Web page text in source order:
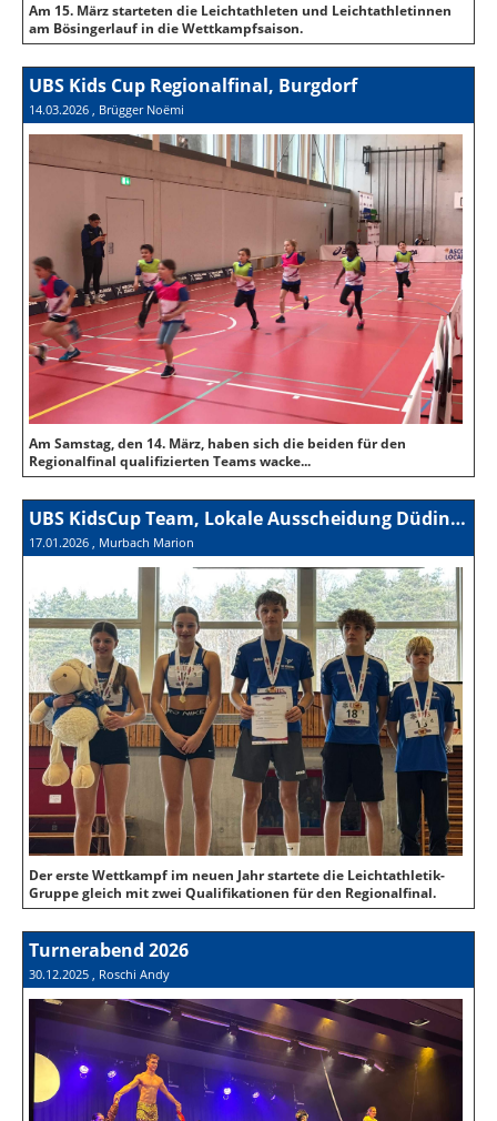
Am 15. März starteten die Leichtathleten und Leichtathletinnen
am Bösingerlauf in die Wettkampfsaison.
UBS Kids Cup Regionalfinal, Burgdorf
14.03.2026 , Brügger Noëmi
Am Samstag, den 14. März, haben sich die beiden für den
Regionalfinal qualifizierten Teams wacke...
UBS KidsCup Team, Lokale Ausscheidung Düdingen
17.01.2026 , Murbach Marion
Der erste Wettkampf im neuen Jahr startete die Leichtathletik-
Gruppe gleich mit zwei Qualifikationen für den Regionalfinal.
Turnerabend 2026
30.12.2025 , Roschi Andy